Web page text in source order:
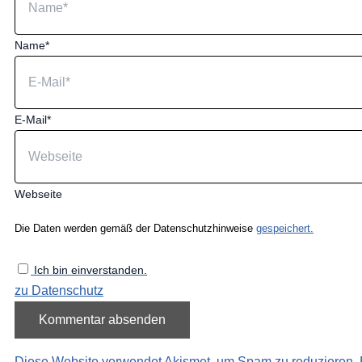
Name*
E-Mail*
Webseite
Die Daten werden gemäß der Datenschutzhinweise gespeichert.
Ich bin einverstanden.
zu Datenschutz